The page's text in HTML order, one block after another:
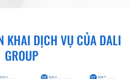
KHAI DỊCH VỤ CỦA DALI
GROUP